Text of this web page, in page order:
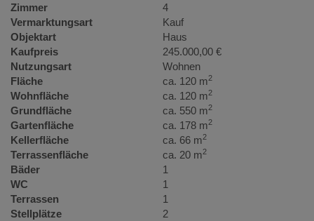
Zimmer
4
Vermarktungsart
Kauf
Objektart
Haus
Kaufpreis
245.000,00 €
Nutzungsart
Wohnen
Fläche
ca. 120 m2
Wohnfläche ca. 120 m2
Grundfläche ca. 550 m2
Gartenfläche ca. 178 m2
Kellerfläche ca. 66 m2
Terrassenfläche ca. 20 m2
Bäder
1
WC
1
Terrassen
1
Stellplätze
2